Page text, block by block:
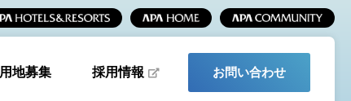
用地募集 採用情報 お問い合わせ